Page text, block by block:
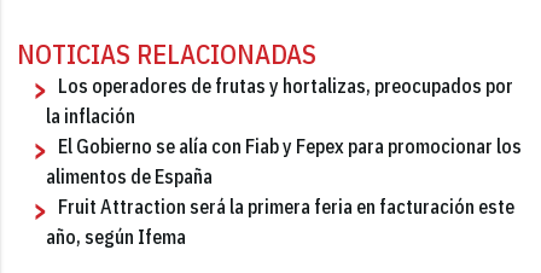
NOTICIAS RELACIONADAS
Los operadores de frutas y hortalizas, preocupados por
la inflación
El Gobierno se alía con Fiab y Fepex para promocionar los
alimentos de España
Fruit Attraction será la primera feria en facturación este
año, según Ifema